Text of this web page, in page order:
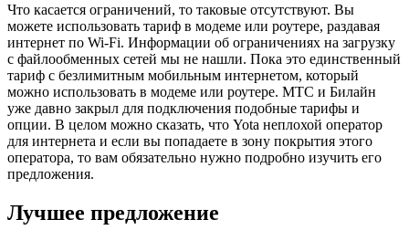
Что касается ограничений, то таковые отсутствуют. Вы
можете использовать тариф в модеме или роутере, раздавая
интернет по Wi-Fi. Информации об ограничениях на загрузку
с файлообменных сетей мы не нашли. Пока это единственный
тариф с безлимитным мобильным интернетом, который
можно использовать в модеме или роутере. МТС и Билайн
уже давно закрыл для подключения подобные тарифы и
опции. В целом можно сказать, что Yota неплохой оператор
для интернета и если вы попадаете в зону покрытия этого
оператора, то вам обязательно нужно подробно изучить его
предложения.
Лучшее предложение